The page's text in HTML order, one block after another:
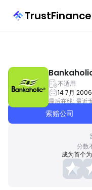
TrustFinance
不适用
14 7月 2006
最后在线: 最近
索赔公司
分数
成为首个